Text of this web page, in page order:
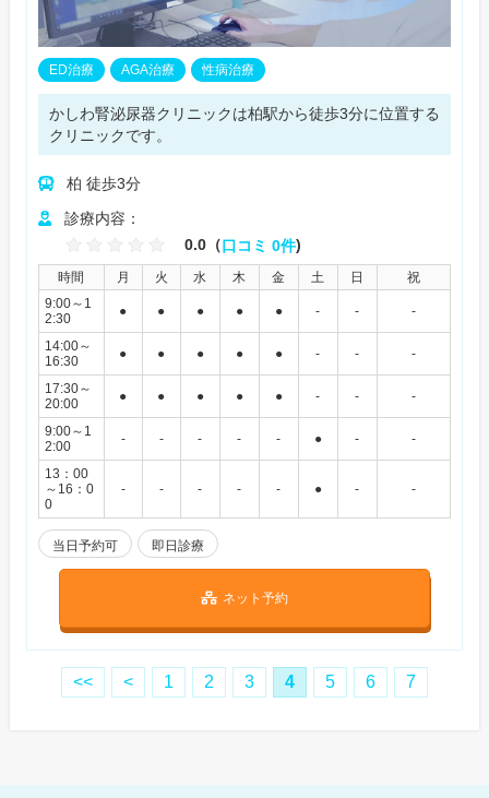
ED治療 AGA治療 性病治療
かしわ腎泌尿器クリニックは柏駅から徒歩3分に位置する
クリニックです。
柏 徒歩3分
診療内容：
0.0（口コミ 0件)
時間 月 火 水 木 金 土 日
祝
9:00～1
2:30
● ● ● ● ● - - -
14:00～
16:30
● ● ● ● ● - - -
17:30～
20:00
● ● ● ● ● - - -
9:00～1
2:00
- - - - - ● - -
13：00
～16：0
0
- - - - - ● - -
当日予約可 即日診療
ネット予約
<< < 1 2 3 4 5 6 7